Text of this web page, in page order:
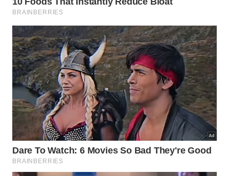
peças poderá fornecer detalhes inéditos sobre
avançados para o período.
Especialistas acreditam que a descoberta também
contribui para reconstruir parte da história das
civilizações mediterrâneas. Mais do que localizar
ruínas, a pesquisa ajuda a compreender como uma
dasSete Maravilhas do Mundo Antigo
influenciou a
engenharia e a navegação durante séculos. Confira
mais detalhes sobre esta magnífica estrutura da
antiguidade (Reprodução/YouTube/Foca na
História):